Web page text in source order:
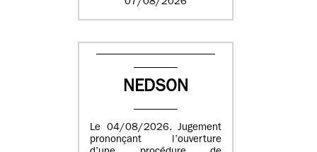
07/08/2026
NEDSON
Le 04/08/2026. Jugement
prononçant l’ouverture